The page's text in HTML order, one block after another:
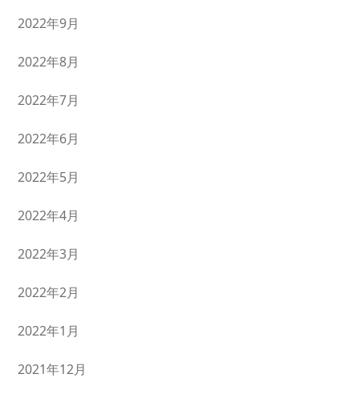
2022年9月
2022年8月
2022年7月
2022年6月
2022年5月
2022年4月
2022年3月
2022年2月
2022年1月
2021年12月